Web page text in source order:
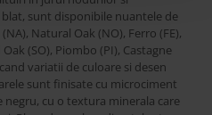
sunt disponibile nuantele de
Natural Oak (NO), Ferro (FE),
(SO), Piombo (PI), Castagne
variatii de culoare si desen
sunt finisate cu microciment
negru, cu o textura minerala care